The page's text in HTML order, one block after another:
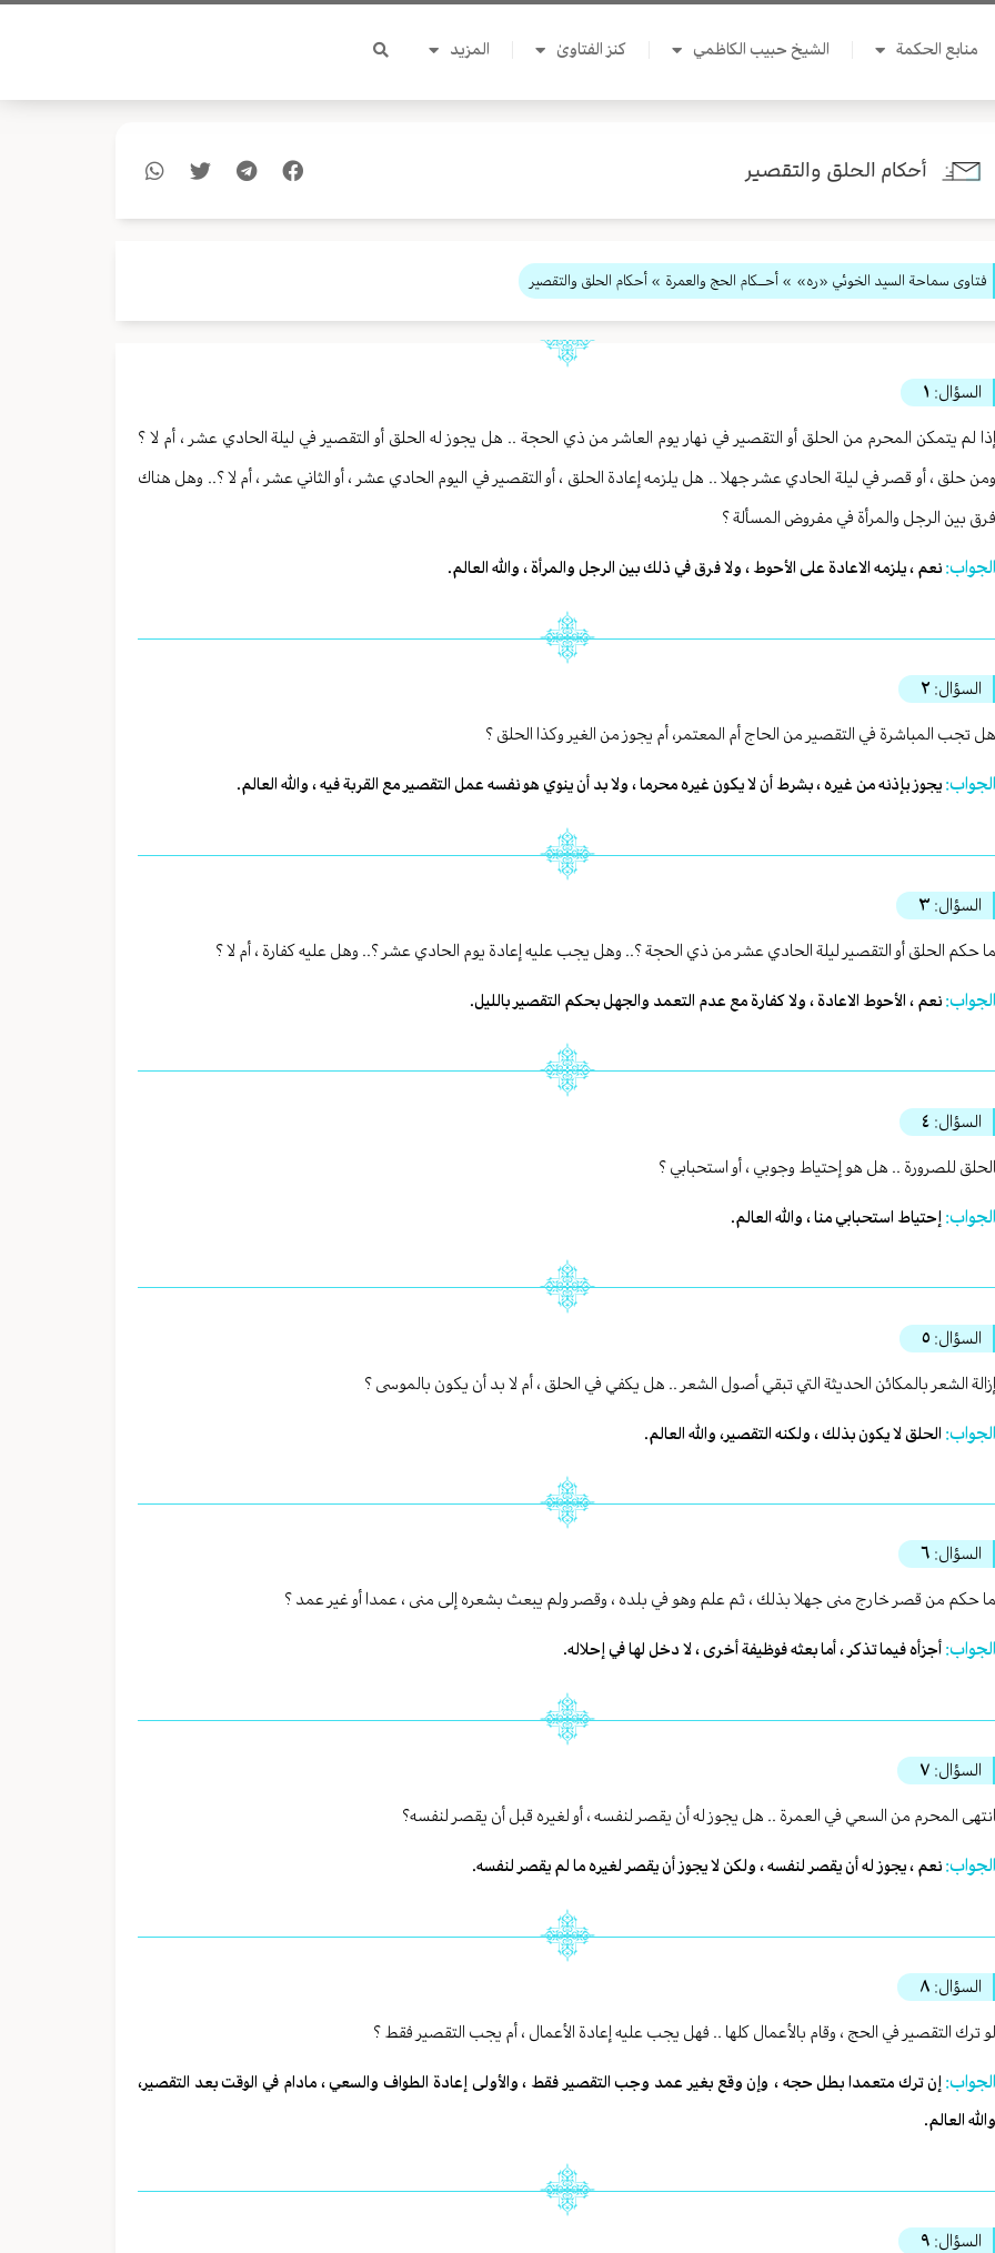
منابع الحكمة الشيخ حبيب الكاظمي كنز الفتاوىٰ المزيد
أحكام الحلق والتقصير
فتاوى سماحة السيد الخوئي «ره» » أحــكام الحج والعمرة » أحكام الحلق والتقصير
السؤال: ١
إذا لم يتمكن المحرم من الحلق أو التقصير في نهار يوم العاشر من ذي الحجة .. هل يجوز له الحلق أو التقصير في ليلة الحادي عشر ، أم لا ؟
ومن حلق ، أو قصر في ليلة الحادي عشر جهلا .. هل يلزمه إعادة الحلق ، أو التقصير في اليوم الحادي عشر ، أو الثاني عشر ، أم لا ؟.. وهل هناك
فرق بين الرجل والمرأة في مفروض المسألة ؟
الجواب: نعم ، يلزمه الاعادة على الأحوط ، ولا فرق في ذلك بين الرجل والمرأة ، والله العالم.
السؤال: ٢
هل تجب المباشرة في التقصير من الحاج أم المعتمر، أم يجوز من الغير وكذا الحلق ؟
الجواب: يجوز بإذنه من غيره ، بشرط أن لا يكون غيره محرما ، ولا بد أن ينوي هو نفسه عمل التقصير مع القربة فيه ، والله العالم.
السؤال: ٣
ما حكم الحلق أو التقصير ليلة الحادي عشر من ذي الحجة ؟.. وهل يجب عليه إعادة يوم الحادي عشر ؟.. وهل عليه كفارة ، أم لا ؟
الجواب: نعم ، الأحوط الاعادة ، ولا كفارة مع عدم التعمد والجهل بحكم التقصير بالليل.
السؤال: ٤
الحلق للصرورة .. هل هو إحتياط وجوبي ، أو استحبابي ؟
الجواب: إحتياط استحبابي منا ، والله العالم.
السؤال: ٥
إزالة الشعر بالمكائن الحديثة التي تبقي أصول الشعر .. هل يكفي في الحلق ، أم لا بد أن يكون بالموسى ؟
الجواب: الحلق لا يكون بذلك ، ولكنه التقصير، والله العالم.
السؤال: ٦
ما حكم من قصر خارج منى جهلا بذلك ، ثم علم وهو في بلده ، وقصر ولم يبعث بشعره إلى منى ، عمدا أو غير عمد ؟
الجواب: أجزأه فيما تذكر ، أما بعثه فوظيفة أخرى ، لا دخل لها في إحلاله.
السؤال: ٧
انتهى المحرم من السعي في العمرة .. هل يجوز له أن يقصر لنفسه ، أو لغيره قبل أن يقصر لنفسه؟
الجواب: نعم ، يجوز له أن يقصر لنفسه ، ولكن لا يجوز أن يقصر لغيره ما لم يقصر لنفسه.
السؤال: ٨
لو ترك التقصير في الحج ، وقام بالأعمال كلها .. فهل يجب عليه إعادة الأعمال ، أم يجب التقصير فقط ؟
الجواب: إن ترك متعمدا بطل حجه ، وإن وقع بغير عمد وجب التقصير فقط ، والأولى إعادة الطواف والسعي ، مادام في الوقت بعد التقصير،
والله العالم.
السؤال: ٩